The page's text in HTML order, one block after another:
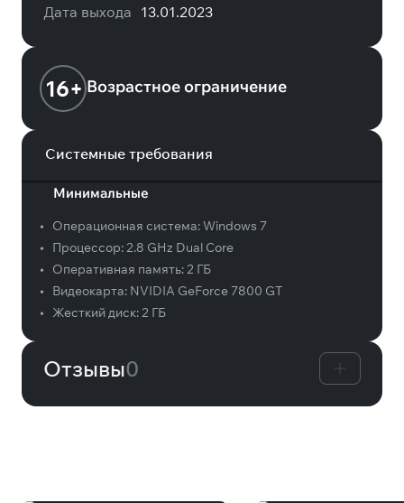
Дата выхода 13.01.2023
16+ Возрастное ограничение
Системные требования
Минимальные
• Операционная система:Windows 7
•
Процессор:2.8 GHz Dual Core
•
Оперативная память:2 ГБ
•
Видеокарта: NVIDIA GeForce 7800 GT
•
Жесткий диск:2 ГБ
Отзывы0